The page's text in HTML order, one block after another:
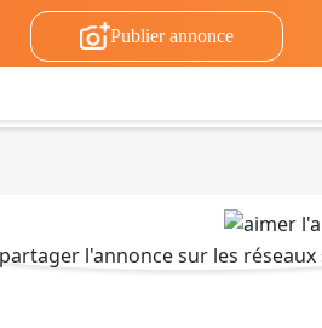
Publier annonce